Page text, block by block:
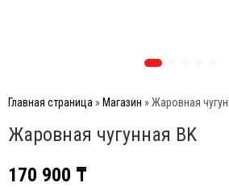
Главная страница » Магазин »Жаровная
Жаровная чугунная BK
170 900 ₸